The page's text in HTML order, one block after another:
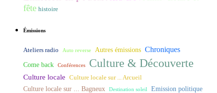
fête histoire
Émissions
Ateliers radio Auto reverse Autres émissions Chroniques
Come back Conférences Culture & Découverte
Culture locale Culture locale sur ... Arcueil
Culture locale sur ... Bagneux Destination soleil Emission politique